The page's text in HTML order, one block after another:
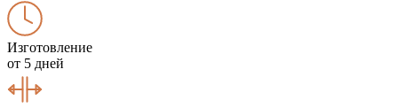
Изготовление
от 5 дней